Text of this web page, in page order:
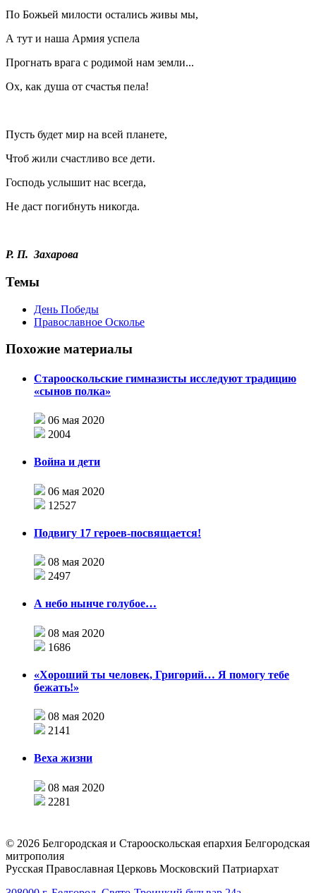
По Божьей милости остались живы мы,
А тут и наша Армия успела
Прогнать врага с родимой нам земли...
Ох, как душа от счастья пела!
Пусть будет мир на всей планете,
Чтоб жили счастливо все дети.
Господь услышит нас всегда,
Не даст погибнуть никогда.
Р. П. Захарова
Темы
День Победы
Православное Осколье
Похожие материалы
Старооскольские гимназисты исследуют традицию
«сынов полка»
06 мая 2020
2004
Война и дети
06 мая 2020
12527
Подвигу 17 героев-посвящается!
08 мая 2020
2497
А небо нынче голубое…
08 мая 2020
1686
«Хороший ты человек, Григорий… Я помогу тебе
бежать!»
08 мая 2020
2141
Веха жизни
08 мая 2020
2281
© 2026 Белгородская и Старооскольская епархия Белгородская
митрополия
Русская Православная Церковь Московский Патриархат